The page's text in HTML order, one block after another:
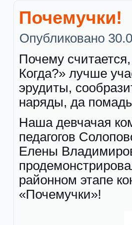
Почемучки!
Опубликовано
Почему
Когда?» лучше
эрудиты,
наряды, да
Наша девчачая
педагогов
Елены
районном этапе
«Почемучки»!